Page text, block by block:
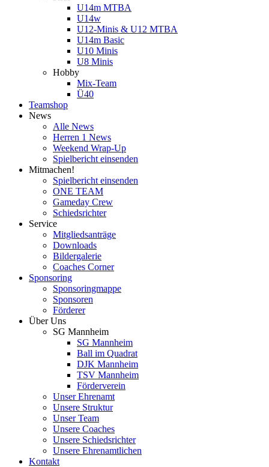
U14m MTBA
U14w
U12-Minis & U12 MTBA
U14m Basic
U10 Minis
U8 Minis
Hobby
Mix-Team
Ü40
Teamshop
News
Alle News
Herren 1 News
Weekend Wrap-Up
Spielbericht einsenden
Mitmachen!
Spielbericht einsenden
ONE TEAM
Gameday Crew
Schiedsrichter
Service
Mitgliedsanträge
Downloads
Bildergalerie
Coaches Corner
Sponsoring
Sponsoringmappe
Sponsoren
Förderer
Über Uns
SG Mannheim
SG Mannheim
Ball im Quadrat
DJK Mannheim
TSV Mannheim
Förderverein
Unser Ehrenamt
Unsere Struktur
Unser Team
Unsere Coaches
Unsere Schiedsrichter
Unsere Ehrenamtlichen
Kontakt